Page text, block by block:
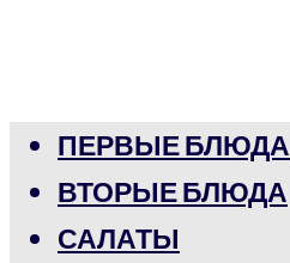
ПЕРВЫЕ БЛЮДА
ВТОРЫЕ БЛЮДА
САЛАТЫ